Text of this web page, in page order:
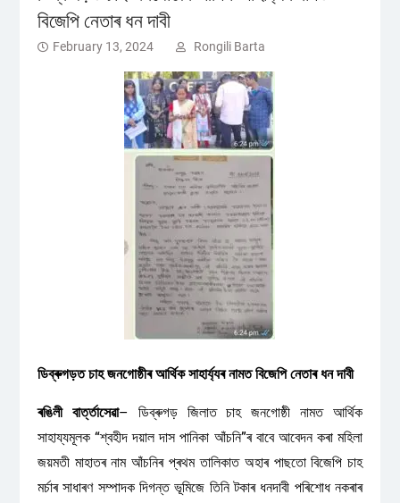
বিজেপি নেতাৰ ধন দাবী
February 13, 2024 Rongili Barta
ডিব্ৰুগড়ত চাহ জনগোষ্ঠীৰআৰ্থিক সাহাৰ্য্যৰ নামত বিজেপি নেতাৰ ধন দাবী
ৰঙিলী বাৰ্ত্তাসেৱা– ডিব্ৰুগড় জিলাত চাহ জনগোষ্ঠী নামত আৰ্থিক
সাহায্যমূলক “শ্বহীদ দয়াল দাস পানিকা আঁচনি”ৰ বাবে আবেদন কৰা মহিলা
জয়মতী মাহাতৰ নাম আঁচনিৰ প্ৰথম তালিকাত অহাৰ পাছতো বিজেপি চাহ
মৰ্চাৰ সাধাৰণ সম্পাদক দিগন্ত ভূমিজে তিনি টকাৰ ধনদাবী পৰিশোধ নকৰাৰ